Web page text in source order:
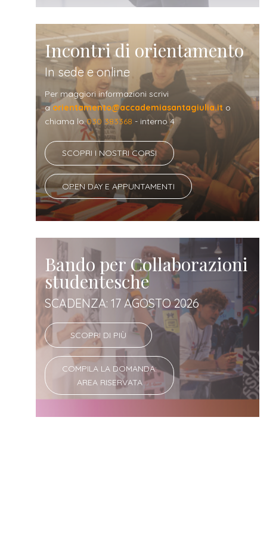
Incontri di orientamento
In sede e online
Per maggiori informazioni scrivi
aorientamento@accademiasantagiulia.it o
chiama lo030 383368 - interno 4
SCOPRI I NOSTRI CORSI
OPEN DAY E APPUNTAMENTI
Bando per Collaborazioni
studentesche
SCADENZA: 17 AGOSTO 2026
SCOPRI DI PIÙ
COMPILA LA DOMANDA:
AREA RISERVATA